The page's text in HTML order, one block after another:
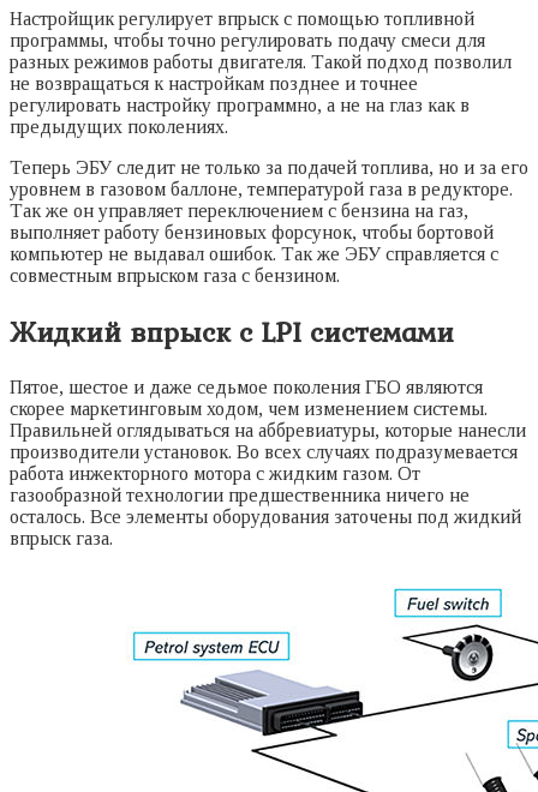
Настройщик регулирует впрыск с помощью топливной
программы, чтобы точно регулировать подачу смеси для
разных режимов работы двигателя. Такой подход позволил
не возвращаться к настройкам позднее и точнее
регулировать настройку программно, а не на глаз как в
предыдущих поколениях.
Теперь ЭБУ следит не только за подачей топлива, но и за его
уровнем в газовом баллоне, температурой газа в редукторе.
Так же он управляет переключением с бензина на газ,
выполняет работу бензиновых форсунок, чтобы бортовой
компьютер не выдавал ошибок. Так же ЭБУ справляется с
совместным впрыском газа с бензином.
Жидкий впрыск с LPI системами
Пятое, шестое и даже седьмое поколения ГБО являются
скорее маркетинговым ходом, чем изменением системы.
Правильней оглядываться на аббревиатуры, которые нанесли
производители установок. Во всех случаях подразумевается
работа инжекторного мотора с жидким газом. От
газообразной технологии предшественника ничего не
осталось. Все элементы оборудования заточены под жидкий
впрыск газа.